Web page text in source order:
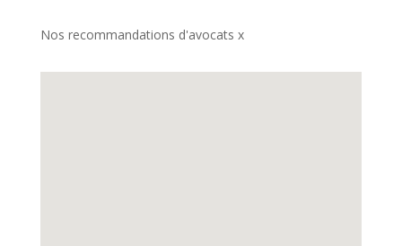
Nos recommandations d'avocats x